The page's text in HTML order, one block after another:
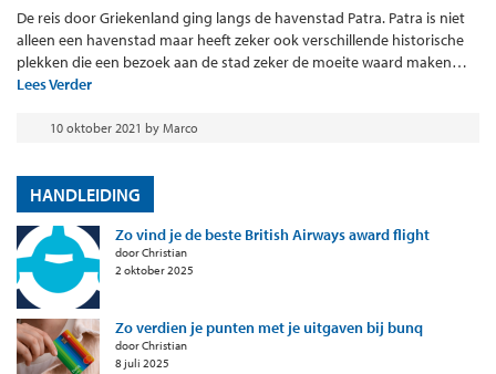
De reis door Griekenland ging langs de havenstad Patra. Patra is niet
alleen een havenstad maar heeft zeker ook verschillende historische
plekken die een bezoek aan de stad zeker de moeite waard maken…
Lees Verder
10 oktober 2021 by Marco
HANDLEIDING
Zo vind je de beste British Airways award flight
door Christian
2 oktober 2025
Zo verdien je punten met je uitgaven bij bunq
door Christian
8 juli 2025